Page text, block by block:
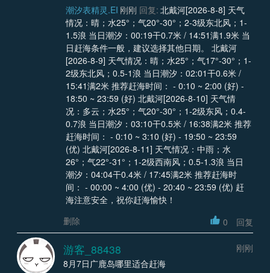
潮汐表精灵.EI 刚刚 回复: 北戴河[2026-8-8] 天气
情况：晴；水25°；气20°-30°；2-3级东北风；1-
1.5浪 当日潮汐：00:19干0.7米 / 14:51满1.9米 当
日赶海条件一般，建议选择其他日期。 北戴河
[2026-8-9] 天气情况：晴；水25°；气17°-30°；1-
2级东北风；0.5-1浪 当日潮汐：02:01干0.6米 /
15:41满2米 推荐赶海时间： - 0:10 ~ 2:00 (好) -
18:50 ~ 23:59 (好) 北戴河[2026-8-10] 天气情
况：多云；水25°；气20°-30°；1-2级东风；0.4-
0.7浪 当日潮汐：03:10干0.5米 / 16:38满2米 推荐
赶海时间： - 0:10 ~ 3:10 (好) - 19:50 ~ 23:59
(优) 北戴河[2026-8-11] 天气情况：中雨；水
26°；气22°-31°；1-2级西南风；0.5-1.3浪 当日
潮汐：04:04干0.4米 / 17:45满2米 推荐赶海时
间： - 00:00 ~ 4:00 (优) - 20:40 ~ 23:59 (优) 赶
海注意安全，祝你赶海愉快！
删除
0 回复
游客_88438
刚刚
8月7日广鹿岛哪里适合赶海